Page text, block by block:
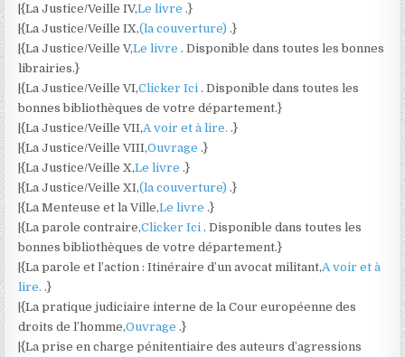
|{La Justice/Veille IV,Le livre.}
|{La Justice/Veille IX,(la couverture).}
|{La Justice/Veille V,Le livre. Disponible dans toutes les bonnes
librairies.}
|{La Justice/Veille VI,Clicker Ici. Disponible dans toutes les
bonnes bibliothèques de votre département.}
|{La Justice/Veille VII,A voir et à lire..}
|{La Justice/Veille VIII,Ouvrage.}
|{La Justice/Veille X,Le livre.}
|{La Justice/Veille XI,(la couverture).}
|{La Menteuse et la Ville,Le livre.}
|{La parole contraire,Clicker Ici. Disponible dans toutes les
bonnes bibliothèques de votre département.}
|{La parole et l’action : Itinéraire d’un avocat militant,A voir et à
lire..}
|{La pratique judiciaire interne de la Cour européenne des
droits de l’homme,Ouvrage.}
|{La prise en charge pénitentiaire des auteurs d’agressions